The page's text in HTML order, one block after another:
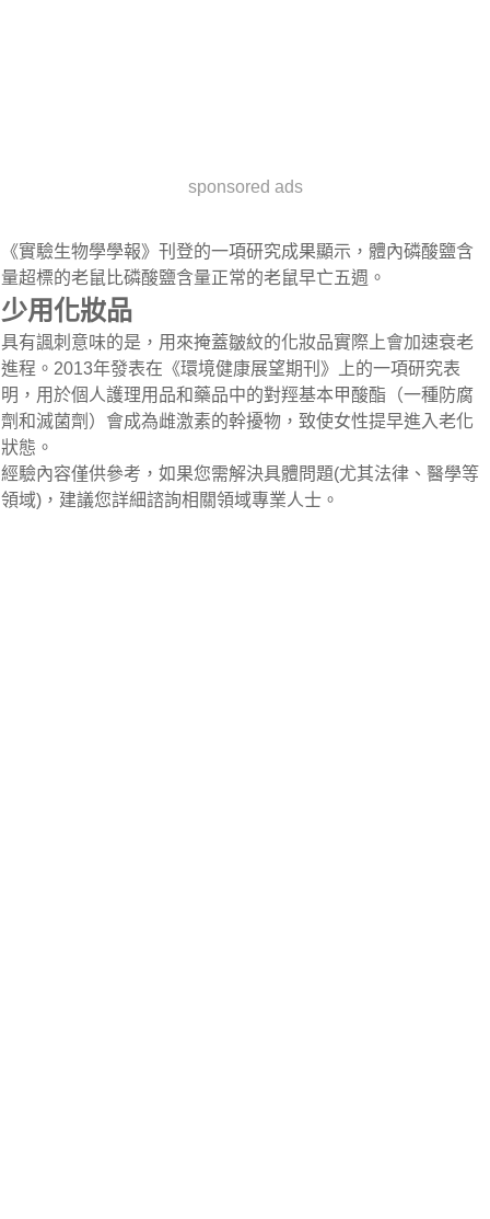
sponsored ads
《實驗生物學學報》刊登的一項研究成果顯示，體內磷酸鹽含
量超標的老鼠比磷酸鹽含量正常的老鼠早亡五週。
少用化妝品
具有諷刺意味的是，用來掩蓋皺紋的化妝品實際上會加速衰老
進程。2013年發表在《環境健康展望期刊》上的一項研究表
明，用於個人護理用品和藥品中的對羥基本甲酸酯（一種防腐
劑和滅菌劑）會成為雌激素的幹擾物，致使女性提早進入老化
狀態。
經驗內容僅供參考，如果您需解決具體問題(尤其法律、醫學等
領域)，建議您詳細諮詢相關領域專業人士。